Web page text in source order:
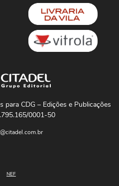
para CDG – Edições e Publicações
0001-50
NEF